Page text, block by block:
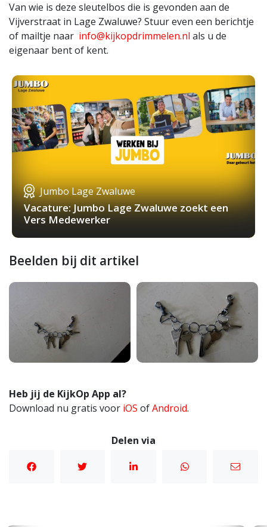
Van wie is deze sleutelbos die is gevonden aan de
Vijverstraat in Lage Zwaluwe? Stuur even een berichtje
of mailtje naar info@kijkopdrimmelen.nl als u de
eigenaar bent of kent.
Jumbo Lage Zwaluwe
Vacature: Jumbo Lage Zwaluwe zoekt een
Vers Medewerker
Beelden bij dit artikel
Heb jij de KijkOp App al?
Download nu gratis voor iOS ofAndroid.
Delen via